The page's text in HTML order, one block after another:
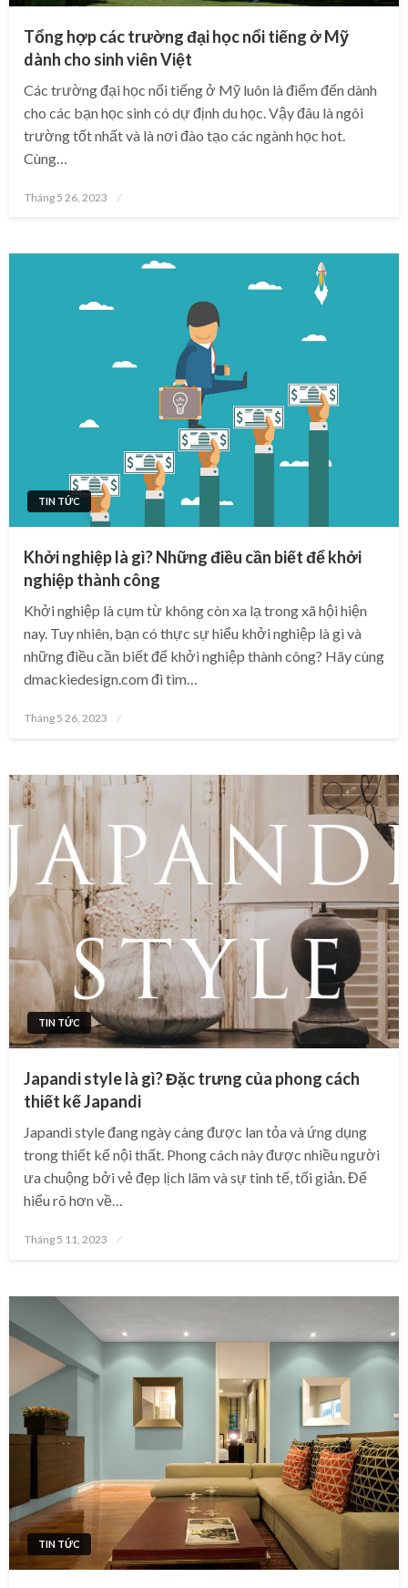
Tổng hợp các trường đại học nổi tiếng ở Mỹ
dành cho sinh viên Việt
Các trường đại học nổi tiếng ở Mỹ luôn là điểm đến dành
cho các bạn học sinh có dự định du học. Vậy đâu là ngôi
trường tốt nhất và là nơi đào tạo các ngành học hot.
Cùng…
Posted
Tháng 5 26, 2023
TIN TỨC
Khởi nghiệp là gì? Những điều cần biết để khởi
nghiệp thành công
Khởi nghiệp là cụm từ không còn xa lạ trong xã hội hiện
nay. Tuy nhiên, bạn có thực sự hiểu khởi nghiệp là gì và
những điều cần biết để khởi nghiệp thành công? Hãy cùng
dmackiedesign.com đi tìm…
Posted
Tháng 5 26, 2023
TIN TỨC
Japandi style là gì? Đặc trưng của phong cách
thiết kế Japandi
Japandi style đang ngày càng được lan tỏa và ứng dụng
trong thiết kế nội thất. Phong cách này được nhiều người
ưa chuộng bởi vẻ đẹp lịch lãm và sự tinh tế, tối giản. Để
hiểu rõ hơn về…
Posted
Tháng 5 11, 2023
TIN TỨC